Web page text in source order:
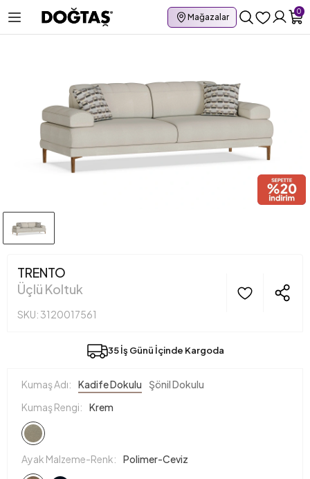
Mağazalar
0
TRENTO
Üçlü Koltuk
SKU: 3120017561
35 İş Günü İçinde Kargoda
Kumaş Adı: Kadife Dokulu
Şönil Dokulu
Kumaş Rengi:
Krem
Ayak Malzeme-Renk: Polimer-Ceviz